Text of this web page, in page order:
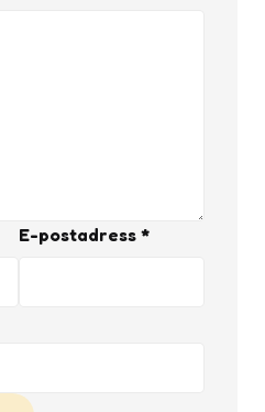
E-postadress *